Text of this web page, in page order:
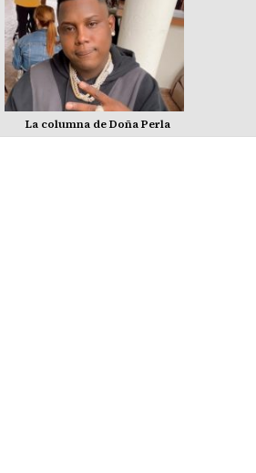
La columna de Doña Perla